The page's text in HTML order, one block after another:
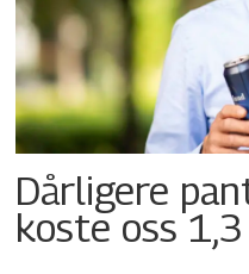
Dårligere
koste oss